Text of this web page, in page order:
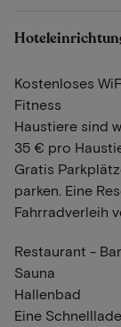
Kostenloses
Fitness
Haustiere sind
35 € pro
Gratis
parken. Eine
Fahrradverleih
Restaurant - Bar
Sauna
Hallenbad
Eine